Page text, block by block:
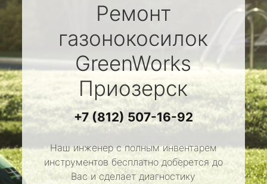
Ремонт
газонокосилок
GreenWorks
Приозерск
+7 (812) 507-16-92
Наш инженер с полным инвентарем
инструментов бесплатно доберется до
Вас и сделает диагностику